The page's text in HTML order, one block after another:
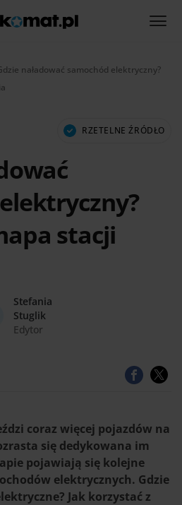
naładować samochód elektryczny?
RZETELNE ŹRÓDŁO
stacji
Stefania
Stuglik
Edytor
coraz więcej pojazdów na
się dedykowana im
pojawiają się kolejne
elektrycznych. Gdzie
Jak korzystać z